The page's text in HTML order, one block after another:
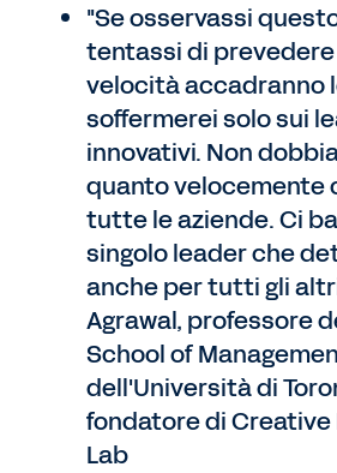
"Se osservassi
tentassi di
velocità accadranno
soffermerei solo sui
innovativi. Non
quanto velocemente
tutte le aziende. Ci
singolo leader che
anche per tutti gli
Agrawal, professore
School of
dell'Università di
fondatore di
Lab